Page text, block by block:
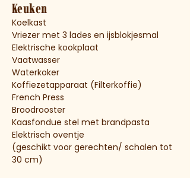
Keuken
Koelkast
Vriezer met 3 lades en ijsblokjesmal
Elektrische kookplaat
Vaatwasser
Waterkoker
Koffiezetapparaat (Filterkoffie)
French Press
Broodrooster
Kaasfondue stel met brandpasta
Elektrisch oventje
(geschikt voor gerechten/ schalen tot
30 cm)